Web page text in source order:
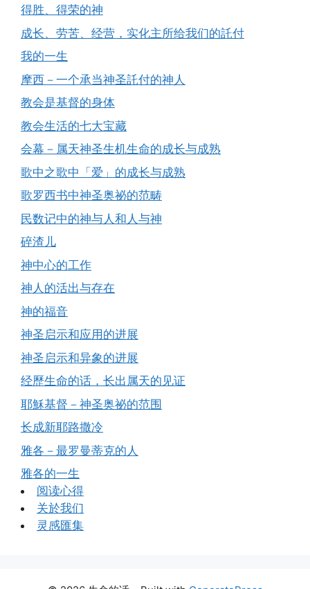
得胜、得荣的神
成长、劳苦、经营，实化主所给我们的託付
我的一生
摩西－一个承当神圣託付的神人
教会是基督的身体
教会生活的七大宝藏
会幕－属天神圣生机生命的成长与成熟
歌中之歌中「爱」的成长与成熟
歌罗西书中神圣奥祕的范畴
民数记中的神与人和人与神
碎渣儿
神中心的工作
神人的活出与存在
神的福音
神圣启示和应用的进展
神圣启示和异象的进展
经歷生命的话，长出属天的见证
耶穌基督－神圣奥祕的范围
长成新耶路撒冷
雅各－最罗曼蒂克的人
雅各的一生
阅读心得
关於我们
灵感匯集